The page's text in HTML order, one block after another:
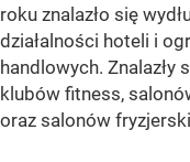
roku znalazło się
działalności hoteli i
handlowych. Znalazły
klubów fitness,
oraz salonów